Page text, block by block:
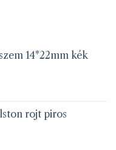
14*22mm kék
rojt piros